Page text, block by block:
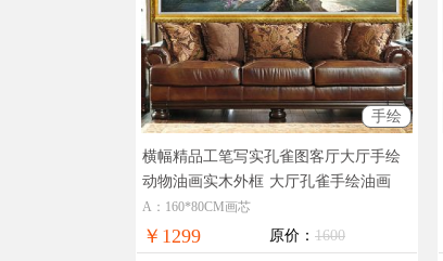
手绘
横幅精品工笔写实孔雀图客厅大厅手绘
动物油画实木外框 大厅孔雀手绘油画
A：160*80CM画芯
￥1299 原价： 1600